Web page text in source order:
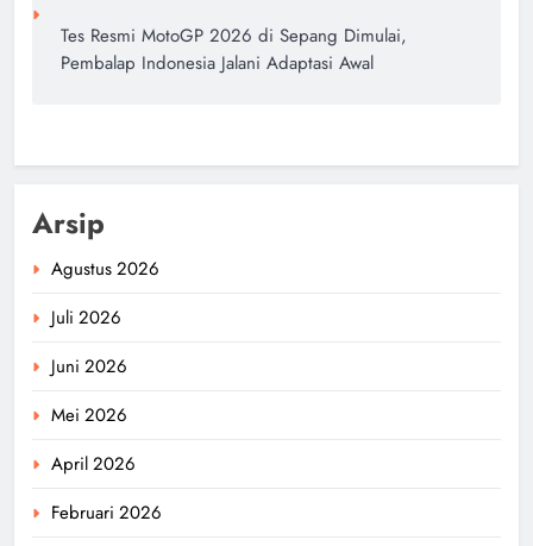
Tes Resmi MotoGP 2026 di Sepang Dimulai,
Pembalap Indonesia Jalani Adaptasi Awal
Arsip
Agustus 2026
Juli 2026
Juni 2026
Mei 2026
April 2026
Februari 2026